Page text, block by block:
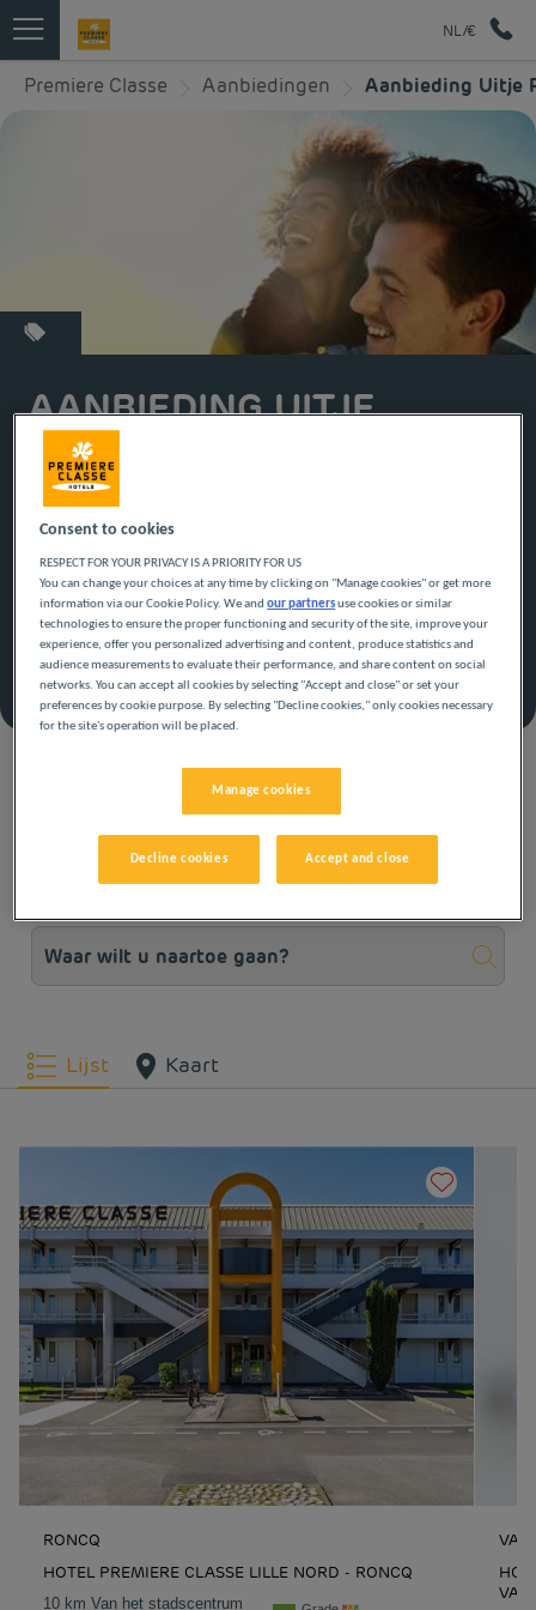
NL/€
Premiere Classe Aanbiedingen Aanbieding Uitje
AANBIEDING UITJE
PREMIÈRE CLASSE
15% korting op boekingen van 2 nachten of meer
Ontvang alles wat u nodig heeft voor minder
Offer can be modified or canceled up to 15 days
Boek met deze aanbieding
Zie de algemene voorwaarden
UITGELICHTE HOTELS
Lijst Kaart
RONCQ
HOTEL PREMIERE CLASSE LILLE NORD - RONCQ
10 km Van het stadscentrum
Consent to cookies
RESPECT FOR YOUR PRIVACY IS A PRIORITY FOR US
You can change your choices at any time by clicking on "Manage cookies" or get more
information via our Cookie Policy. We andour partnersuse cookies or similar
technologies to ensure the proper functioning and security of the site, improve your
experience, offer you personalized advertising and content, produce statistics and
audience measurements to evaluate their performance, and share content on social
networks. You can accept all cookies by selecting "Accept and close" or set your
preferences by cookie purpose. By selecting "Decline cookies," only cookies necessary
for the site's operation will be placed.
Manage cookies
Decline cookies Accept and close